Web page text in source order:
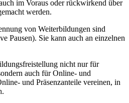
im Voraus oder rückwirkend über
werden.
von Weiterbildungen sind
Pausen). Sie kann auch an einzelnen
nicht nur für
auch für Online- und
und Präsenzanteile vereinen, in